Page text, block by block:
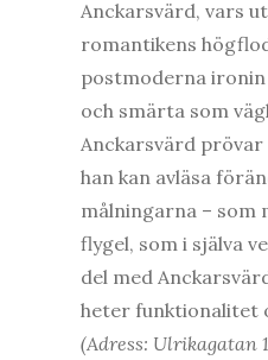
Anckarsvärd, vars
romantikens
postmoderna
och smärta som
Anckarsvärd
han kan avläsa
målningarna – som
flygel, som i själva
del med
heter funktionalitet
(Adress: Ulrikagatan